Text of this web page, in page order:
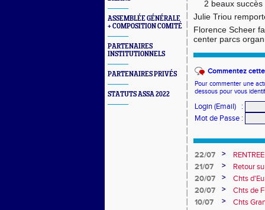
ASSEMBLÉE GÉNÉRALE
+ COMPOSITION COMITÉ
PARTENAIRES
INSTITUTIONNELS
PARTENAIRES PRIVÉS
STATUTS ASSA 2022
2 beaux succès
Julie Triou
Florence Scheer
center parcs
Commentez
Pour commenter une
dessous pour vous
Login (Email)
:
Mot de Passe :
22/07 >
21/07
>
Retour
20/07
>
Chts
20/07 >
Chts de
10e
10/07 >
Chts